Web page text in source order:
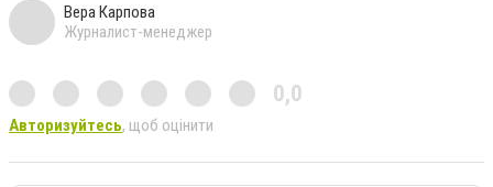
Вера Карпова
Журналист-менеджер
0,0
Авторизуйтесь, щоб оцінити